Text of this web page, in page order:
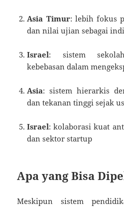
Asia Timur: lebih fokus
dan nilai ujian sebagai
Israel: sistem
kebebasan dalam
Asia: sistem hierarkis
dan tekanan tinggi sejak
Israel: kolaborasi kuat
dan sektor startup
Apa yang Bisa
Meskipun sistem